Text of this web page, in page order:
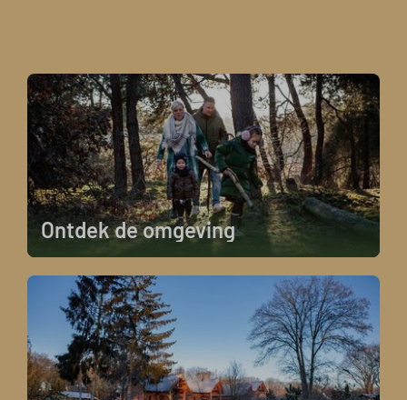
Ontdek de omgeving